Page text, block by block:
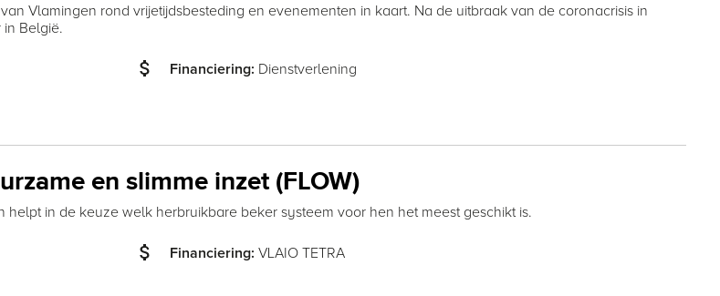
Vlamingen rond vrijetijdsbesteding en evenementen in kaart. Na de uitbraak van de coronacrisis in
België.
attach_money Financiering: Dienstverlening
en slimme inzet (FLOW)
in de keuze welk herbruikbare beker systeem voor hen het meest geschikt is.
attach_money Financiering: VLAIO TETRA